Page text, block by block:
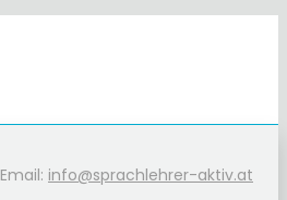
Email: info@sprachlehrer-aktiv.at